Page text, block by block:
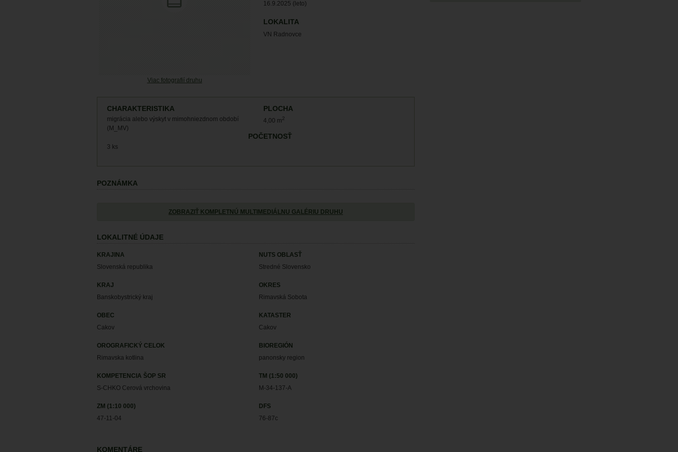
Viac fotografií druhu
16.9.2025 (leto)
LOKALITA
VN Radnovce
CHARAKTERISTIKA
migrácia alebo výskyt v mimohniezdnom období
(M_MV)
PLOCHA
4,00 m2
POČETNOSŤ
3 ks
POZNÁMKA
ZOBRAZIŤ KOMPLETNÚ MULTIMEDIÁLNU GALÉRIU DRUHU
LOKALITNÉ ÚDAJE
KRAJINA
Slovenská republika
NUTS OBLASŤ
Stredné Slovensko
KRAJ
Banskobystrický kraj
OKRES
Rimavská Sobota
OBEC
Cakov
KATASTER
Cakov
OROGRAFICKÝ CELOK
Rimavska kotlina
BIOREGIÓN
panonsky region
KOMPETENCIA ŠOP SR
S-CHKO Cerová vrchovina
TM (1:50 000)
M-34-137-A
ZM (1:10 000)
47-11-04
DFS
76-87c
KOMENTÁRE